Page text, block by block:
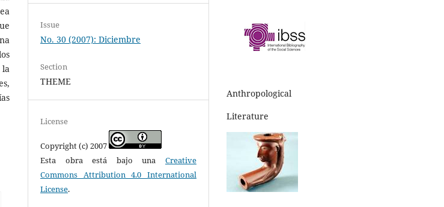
la
Issue
No. 30 (2007): Diciembre
Section
THEME
License
Copyright (c) 2007
Esta obra está bajo una Creative
Commons Attribution 4.0 International
License.
Anthropological
Literature